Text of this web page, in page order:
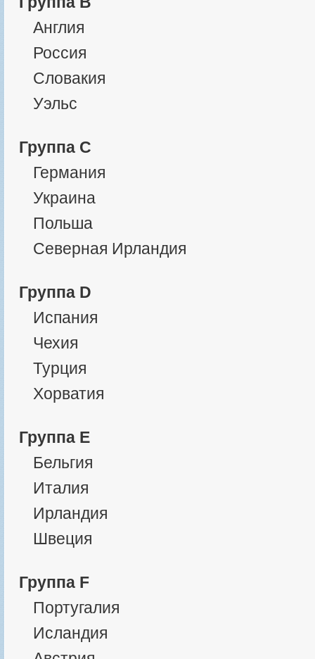
Англия
Россия
Словакия
Уэльс
Группа C
Германия
Украина
Польша
Северная Ирландия
Группа D
Испания
Чехия
Турция
Хорватия
Группа E
Бельгия
Италия
Ирландия
Швеция
Группа F
Португалия
Исландия